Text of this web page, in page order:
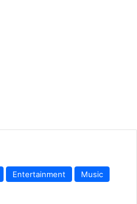
Entertainment
Music